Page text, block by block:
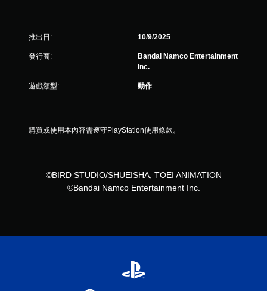
分
推出日: 10/9/2025
發行商:
Bandai Namco Entertainment
Inc.
遊戲類型: 動作
購買或使用本內容需遵守PlayStation使用條款。
©BIRD STUDIO/SHUEISHA, TOEI ANIMATION
©Bandai Namco Entertainment Inc.